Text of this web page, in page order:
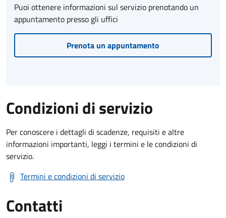
Puoi ottenere informazioni sul servizio prenotando un
appuntamento presso gli uffici
Prenota un appuntamento
Condizioni di servizio
Per conoscere i dettagli di scadenze, requisiti e altre
informazioni importanti, leggi i termini e le condizioni di
servizio.
Termini e condizioni di servizio
Contatti